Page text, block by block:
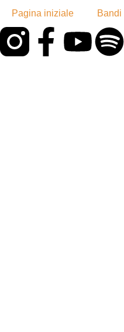
Pagina iniziale Bandi